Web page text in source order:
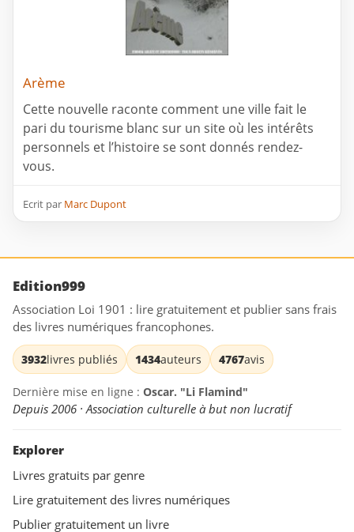
Arème
Cette nouvelle raconte comment une ville fait le
pari du tourisme blanc sur un site où les intérêts
personnels et l’histoire se sont donnés rendez-
vous.
Ecrit par Marc Dupont
Edition999
Association Loi 1901 : lire gratuitement et publier sans frais
des livres numériques francophones.
3932livres publiés 1434auteurs 4767avis
Dernière mise en ligne : Oscar. "Li Flamind"
Depuis 2006 · Association culturelle à but non lucratif
Explorer
Livres gratuits par genre
Lire gratuitement des livres numériques
Publier gratuitement un livre